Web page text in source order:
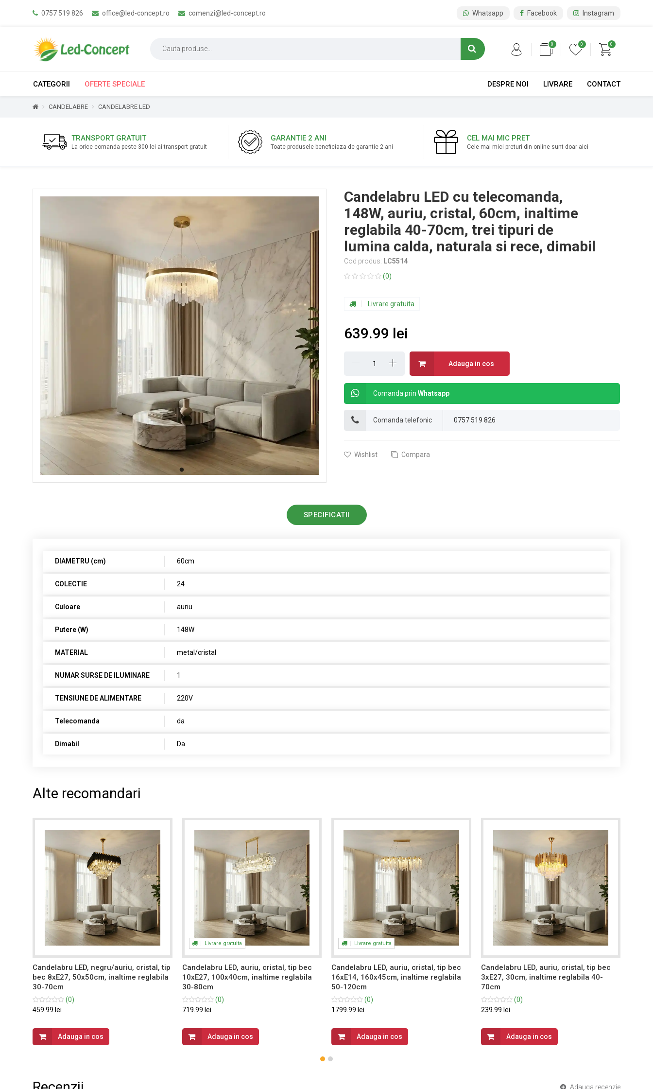
0757 519 826 office@led-concept.ro comenzi@led-concept.ro Whatsapp Facebook Instagram
0
0
0
CATEGORII OFERTE SPECIALE CONTACT
LIVRARE
DESPRE NOI
CANDELABRE CANDELABRE LED
TRANSPORT GRATUIT
La orice comanda peste 300 lei ai transport gratuit
GARANTIE 2 ANI
Toate produsele beneficiaza de garantie 2 ani
CEL MAI MIC PRET
Cele mai mici preturi din online sunt doar aici
Candelabru LED cu telecomanda,
148W, auriu, cristal, 60cm, inaltime
reglabila 40-70cm, trei tipuri de
lumina calda, naturala si rece, dimabil
Cod produs: LC5514
(0)
Livrare gratuita
639.99 lei
Adauga in cos
Comanda prinWhatsapp
Comanda telefonic 0757 519 826
Wishlist Compara
SPECIFICATII
DIAMETRU (cm) 60cm
COLECTIE 24
Culoare auriu
Putere (W) 148W
MATERIAL metal/cristal
NUMAR SURSE DE ILUMINARE 1
TENSIUNE DE ALIMENTARE 220V
Telecomanda da
Dimabil Da
Alte recomandari
Candelabru LED, negru/auriu, cristal, tip
bec 8xE27, 50x50cm, inaltime reglabila
30-70cm
(0)
459.99 lei
Adauga in cos
Livrare gratuita
Candelabru LED, auriu, cristal, tip bec
10xE27, 100x40cm, inaltime reglabila
30-80cm
(0)
719.99 lei
Adauga in cos
Livrare gratuita
Candelabru LED, auriu, cristal, tip bec
16xE14, 160x45cm, inaltime reglabila
50-120cm
(0)
1799.99 lei
Adauga in cos
Candelabru LED, auriu, cristal, tip bec
3xE27, 30cm, inaltime reglabila 40-
70cm
(0)
239.99 lei
Adauga in cos
Adauga recenzie